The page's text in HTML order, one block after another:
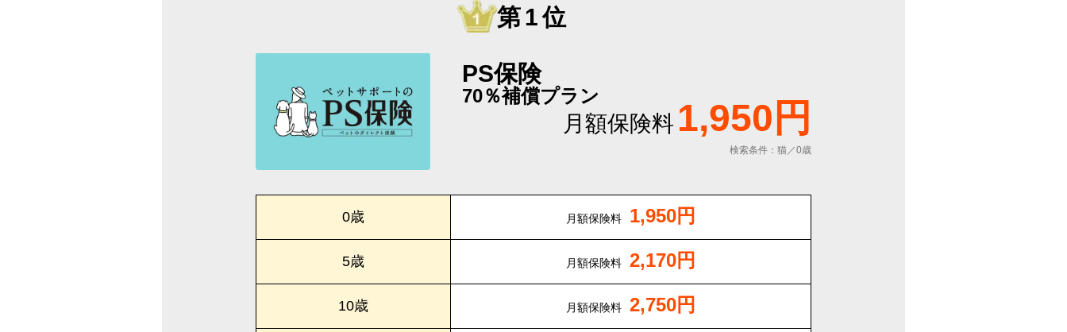
第1位
PS保険
70％補償プラン
月額保険料 1,950円
検索条件：猫／0歳
0歳 月額保険料 1,950円
5歳 月額保険料 2,170円
10歳 月額保険料 2,750円